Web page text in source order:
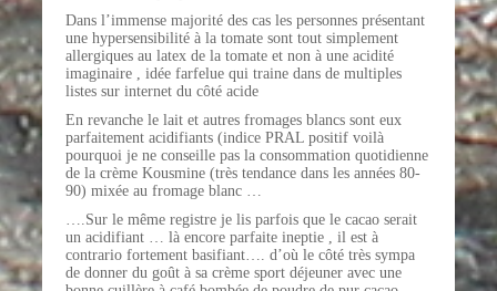
Dans l’immense majorité des cas les personnes présentant
une hypersensibilité à la tomate sont tout simplement
allergiques au latex de la tomate et non à une acidité
imaginaire , idée farfelue qui traine dans de multiples
listes sur internet du côté acide
En revanche le lait et autres fromages blancs sont eux
parfaitement acidifiants (indice PRAL positif voilà
pourquoi je ne conseille pas la consommation quotidienne
de la crème Kousmine (très tendance dans les années 80-
90) mixée au fromage blanc …
….Sur le même registre je lis parfois que le cacao serait
un acidifiant … là encore parfaite ineptie , il est à
contrario fortement basifiant…. d’où le côté très sympa
de donner du goût à sa crème sport déjeuner avec une